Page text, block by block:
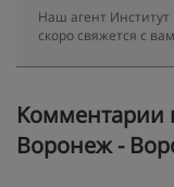
Наш агент
скоро свяжется с
Kомментарии
Воронеж -